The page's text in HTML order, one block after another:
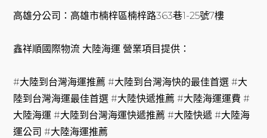
高雄分公司：高雄市楠梓區楠梓路363巷1-25號7樓
鑫祥順國際物流 大陸海運 營業項目提供：
#大陸到台灣海運推薦 #大陸到台灣海快的最佳首選 #大
陸到台灣海運最佳首選 #大陸快遞推薦 #大陸海運運費 #
大陸海運 #大陸到台灣海運快遞推薦 #大陸快遞 #大陸海
運公司 #大陸海運推薦